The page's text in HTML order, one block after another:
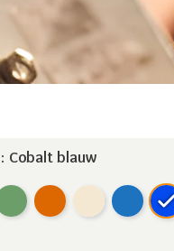
: Cobalt blauw